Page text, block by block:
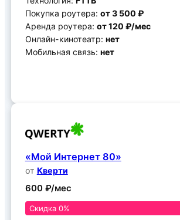
Покупка роутера: от 3 500 ₽
Аренда роутера: от 120 ₽/мес
Онлайн-кинотеатр: нет
Мобильная связь: нет
«Мой Интернет 80»
от Кверти
600 ₽/мес
Скидка 0%